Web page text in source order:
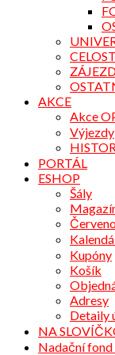
AKCE
Akce
Výjezdy
PORTÁL
ESHOP
Šály
Kupóny
Košík
Adresy
Detaily
NA
Nadační fond